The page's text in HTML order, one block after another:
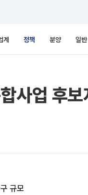
계 정책 분양 일반
사업 후
규모